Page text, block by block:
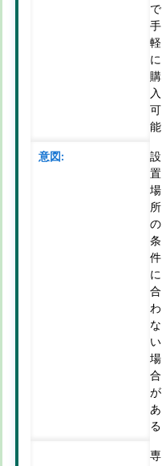
で
手
軽
に
購
入
可
能
設
置
場
所
の
条
件
に
合
わ
な
い
場
合
が
あ
る
専